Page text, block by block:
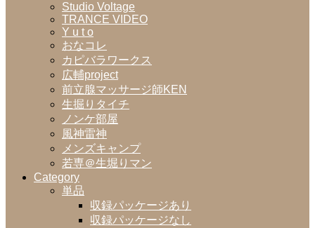
Studio Voltage
TRANCE VIDEO
Y u t o
おなコレ
カピバラワークス
広輔project
前立腺マッサージ師KEN
生掘りタイチ
ノンケ部屋
風神雷神
メンズキャンプ
若専＠生堀りマン
Category
単品
収録パッケージあり
収録パッケージなし